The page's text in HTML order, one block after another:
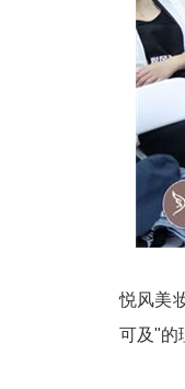
悦风美
可及"的